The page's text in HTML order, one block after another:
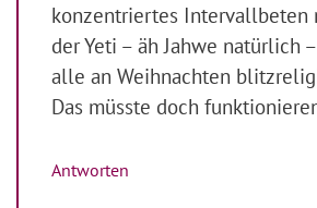
konzentriertes Intervallbeten
der Yeti – äh Jahwe natürlich
alle an Weihnachten
Das müsste doch
Antworten